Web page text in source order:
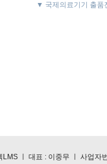
▼ 국제의료기기 출품
LMS ㅣ 대표 : 이중무 ㅣ 사업